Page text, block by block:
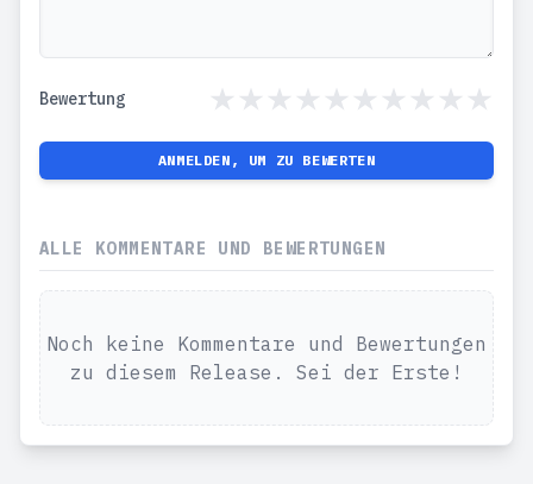
Bewertung
ANMELDEN, UM ZU BEWERTEN
ALLE KOMMENTARE UND BEWERTUNGEN
Noch keine Kommentare und Bewertungen
zu diesem Release. Sei der Erste!